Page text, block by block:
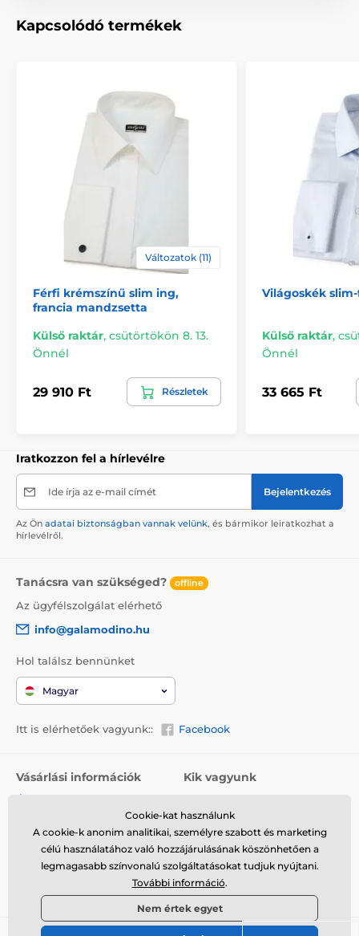
Kapcsolódó termékek
Változatok (11)
Férfi krémszínű slim ing,
francia mandzsetta
Külső raktár, csütörtökön 8. 13.
Önnél
29 910 Ft Részletek
Világoskék
Külső raktár,
Önnél
33 665 Ft
Iratkozzon fel a hírlevélre
Ide írja az e-mail címét Bejelentkezés
Az Ön adatai biztonságban vannak velünk, és bármikor leiratkozhat a
hírlevélről.
Tanácsra van szükséged? offline
Az ügyfélszolgálat elérhető
info@galamodino.hu
Hol találsz bennünket
Magyar
Itt is elérhetőek vagyunk:: Facebook
Vásárlási információk
Szállítás
Visszaküldés és reklamáció
Kik vagyunk
Elérhetőségek
Együttműködés a
Galamodinóval
Cookie-kat használunk
A cookie-k anonim analitikai, személyre szabott és marketing
célú használatához való hozzájárulásának köszönhetően a
legmagasabb színvonalú szolgáltatásokat tudjuk nyújtani.
További információ.
Nem értek egyet